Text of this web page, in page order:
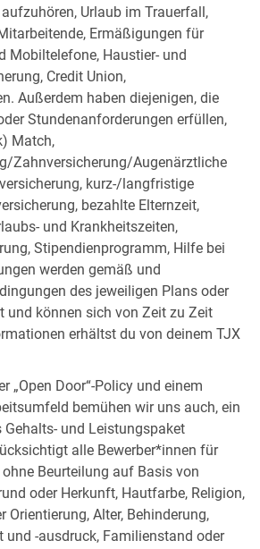
Urlaub im Trauerfall,
Ermäßigungen für
Mobiltelefone, Haustier- und
Credit Union,
Außerdem haben diejenigen, die
Stundenanforderungen erfüllen,
Match,
Zahnversicherung/Augenärztliche
kurz-/langfristige
bezahlte Elternzeit,
und Krankheitszeiten,
Stipendienprogramm, Hilfe bei
werden gemäß und
des jeweiligen Plans oder
und können sich von Zeit zu Zeit
erhältst du von deinem TJX
„Open Door“-Policy und einem
bemühen wir uns auch, ein
und Leistungspaket
alle Bewerber*innen für
Beurteilung auf Basis von
oder Herkunft, Hautfarbe, Religion,
Orientierung, Alter, Behinderung,
und -ausdruck, Familienstand oder